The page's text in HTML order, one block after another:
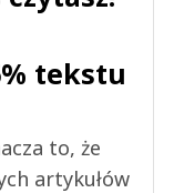
tekstu
to, że
artykułów